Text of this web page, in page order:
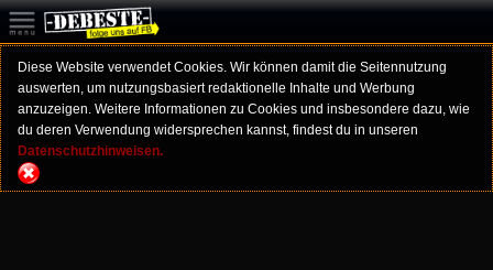
Diese Website verwendet Cookies. Wir können damit die Seitennutzung
auswerten, um nutzungsbasiert redaktionelle Inhalte und Werbung
anzuzeigen. Weitere Informationen zu Cookies und insbesondere dazu, wie
du deren Verwendung widersprechen kannst, findest du in unseren
Datenschutzhinweisen.